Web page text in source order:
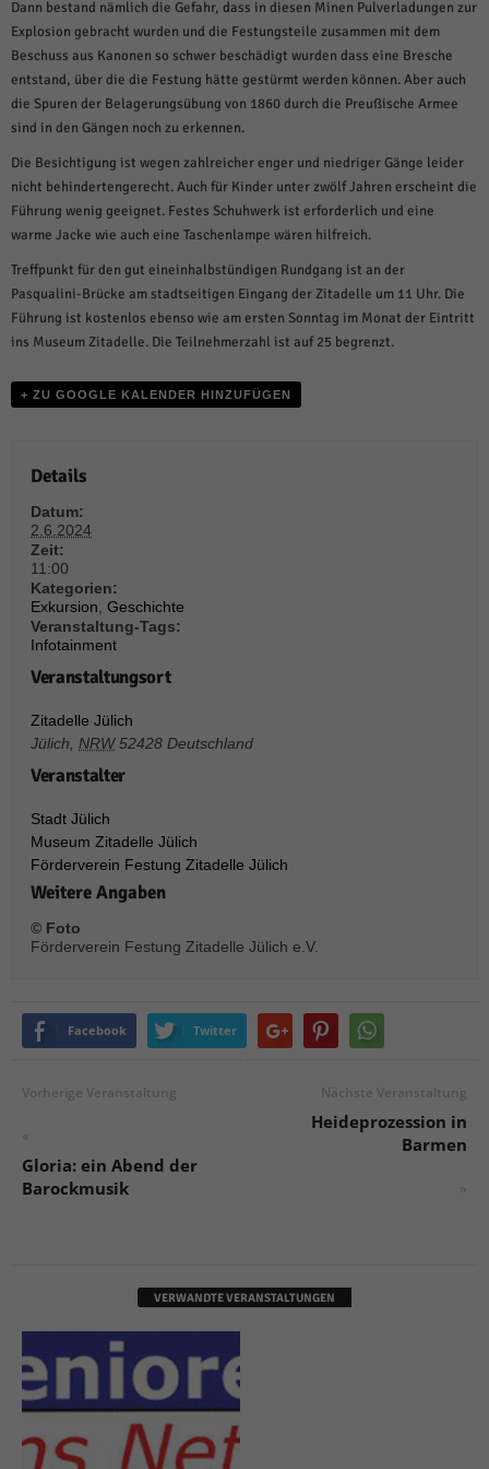
Dann bestand nämlich die Gefahr, dass in diesen Minen Pulverladungen zur
Explosion gebracht wurden und die Festungsteile zusammen mit dem
Beschuss aus Kanonen so schwer beschädigt wurden dass eine Bresche
entstand, über die die Festung hätte gestürmt werden können. Aber auch
die Spuren der Belagerungsübung von 1860 durch die Preußische Armee
sind in den Gängen noch zu erkennen.
Die Besichtigung ist wegen zahlreicher enger und niedriger Gänge leider
nicht behindertengerecht. Auch für Kinder unter zwölf Jahren erscheint die
Führung wenig geeignet. Festes Schuhwerk ist erforderlich und eine
warme Jacke wie auch eine Taschenlampe wären hilfreich.
Treffpunkt für den gut eineinhalbstündigen Rundgang ist an der
Pasqualini-Brücke am stadtseitigen Eingang der Zitadelle um 11 Uhr. Die
Führung ist kostenlos ebenso wie am ersten Sonntag im Monat der Eintritt
ins Museum Zitadelle. Die Teilnehmerzahl ist auf 25 begrenzt.
+ ZU GOOGLE KALENDER HINZUFÜGEN
Details
Datum:
2.6.2024
Zeit:
11:00
Kategorien:
Exkursion,Geschichte
Veranstaltung-Tags:
Infotainment
Veranstaltungsort
Zitadelle Jülich
Jülich, NRW 52428 Deutschland
Veranstalter
Stadt Jülich
Museum Zitadelle Jülich
Förderverein Festung Zitadelle Jülich
Weitere Angaben
© Foto
Förderverein Festung Zitadelle Jülich e.V.
Facebook Twitter
Vorherige Veranstaltung
«
Gloria: ein Abend der
Barockmusik
Nächste Veranstaltung
Heideprozession in
Barmen
»
VERWANDTE VERANSTALTUNGEN
auswählen.
Speichern und weiter
Zurück
Datenschutzeinstellungen
Essenziell (1)
Essenzielle Cookies ermöglichen grundlegende Funktionen und sind für die
einwandfreie Funktion der Website erforderlich.
Cookie-Informationen anzeigen
Statistiken (1)
Statistik Cookies erfassen Informationen anonym. Diese Informationen helfen
uns zu verstehen, wie unsere Besucher unsere Website nutzen.
Marketing (1)
um personalisierte Werbung anzuzeigen. Sie tun dies, indem sie Besucher
Externe Medien (6)
Inhalte von Videoplattformen und Social-Media-Plattformen werden
standardmäßig blockiert. Wenn Cookies von externen Medien akzeptiert
werden, bedarf der Zugriff auf diese Inhalte keiner manuellen Einwilligung
powered by Borlabs Cookie